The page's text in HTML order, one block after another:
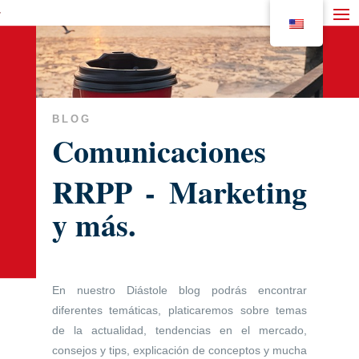
BLOG
Comunicaciones
RRPP - Marketing
y más.
En nuestro Diástole blog podrás encontrar
diferentes temáticas, platicaremos sobre temas
de la actualidad, tendencias en el mercado,
consejos y tips, explicación de conceptos y mucha